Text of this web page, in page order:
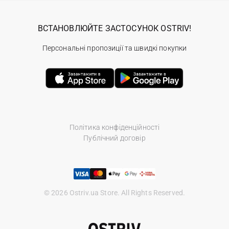
Політика конфіденційності
Публічний договір
© 2026 Ostriv.ua Store. All Rights Reserved.
ВСТАНОВЛЮЙТЕ ЗАСТОСУНОК OSTRIV!
Персональні пропозиції та швидкі покупки